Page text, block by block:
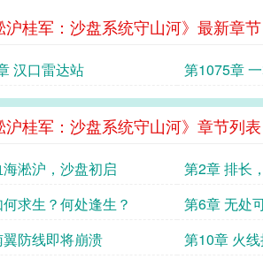
沪桂军：沙盘系统守山河》最新章节
汉口雷达站 第1075章
沪桂军：沙盘系统守山河》章节列表
淞沪，沙盘初启 第2章 排长
求生？何处逢生？
第6章 无处
防线即将崩溃 第10章 火